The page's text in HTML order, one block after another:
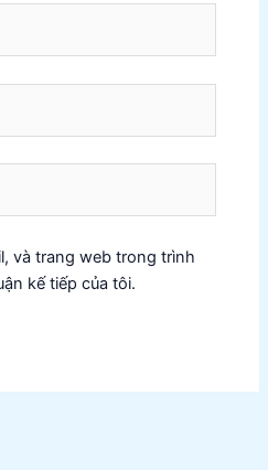
và trang web trong trình
kế tiếp của tôi.